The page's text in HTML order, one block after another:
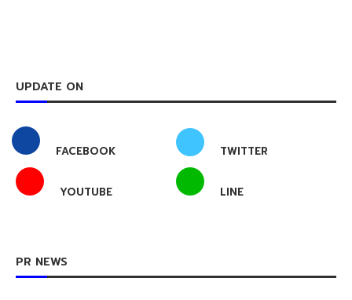
UPDATE ON
FACEBOOK TWITTER
YOUTUBE LINE
PR NEWS